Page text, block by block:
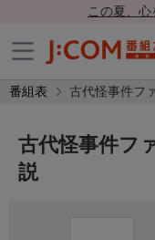
この夏、
番組表 古代怪事件フ
古代怪事件フ
説